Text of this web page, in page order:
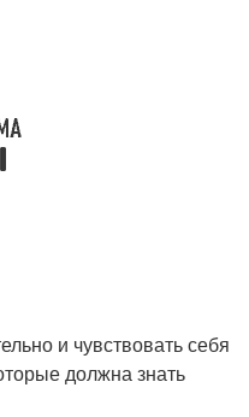
и чувствовать себя
должна знать